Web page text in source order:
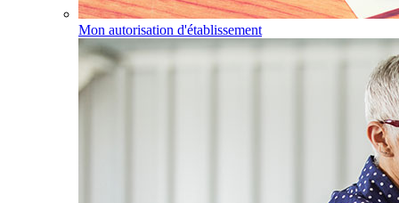
Mon autorisation d'établissement